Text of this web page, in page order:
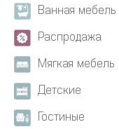
Ванная мебель
Распродажа
Мягкая мебель
Детские
Гостиные